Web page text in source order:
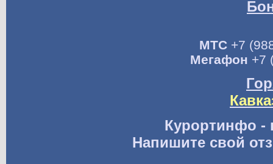
МТС+7
Мегафон +7
Курортинфо -
Напишите свой